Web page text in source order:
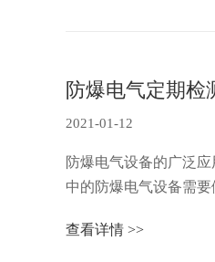
防爆电气定期检
2021-01-12
防爆电气设备的广泛
中的防爆电气设备需要做哪些防爆检测项目呢？ 我们知道，在爆炸性危险场所
查看详情 >>